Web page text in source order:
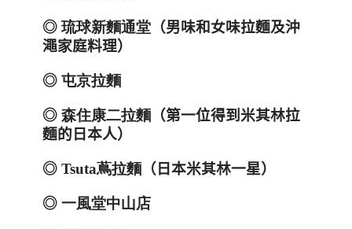
◎ 琉球新麵通堂 （男味和女味拉麵及沖
澠家庭料理）
◎ 屯京拉麵
◎ 森住康二拉麵 （第一位得到米其林拉
麵的日本人）
◎ Tsuta蔦拉麵 （日本米其林一星）
◎ 一風堂中山店